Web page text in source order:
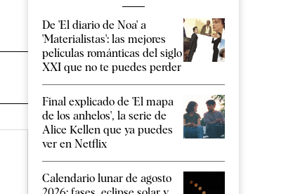
De 'El diario de Noa' a
'Materialistas': las mejores
películas románticas del siglo
XXI que no te puedes perder
Final explicado de 'El mapa
de los anhelos', la serie de
Alice Kellen que ya puedes
ver en Netflix
Calendario lunar de agosto